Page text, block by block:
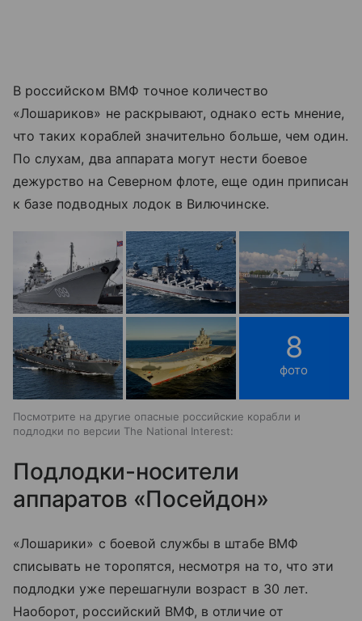
В российском ВМФ точное количество
«Лошариков» не раскрывают, однако есть мнение,
что таких кораблей значительно больше, чем один.
По слухам, два аппарата могут нести боевое
дежурство на Северном флоте, еще один приписан
к базе подводных лодок в Вилючинске.
8
фото
Посмотрите на другие опасные российские корабли и
подлодки по версии The National Interest:
Подлодки-носители
аппаратов «Посейдон»
«Лошарики» с боевой службы в штабе ВМФ
списывать не торопятся, несмотря на то, что эти
подлодки уже перешагнули возраст в 30 лет.
Наоборот, российский ВМФ, в отличие от